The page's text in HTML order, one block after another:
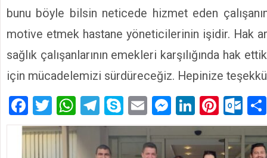
bunu böyle bilsin neticede hizmet eden
motive etmek hastane yöneticilerinin işidir. Hak
sağlık çalışanlarının emekleri karşılığında hak
için mücadelemizi sürdüreceğiz. Hepinize
Facebook
Twitter
WhatsApp
Telegram
SkypeEmailMessenger
LinkedIn